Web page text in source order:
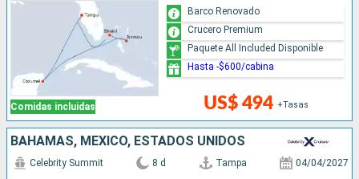
Comidas incluidas US$ 494 +Tasas
Barco Renovado
Crucero Premium
Paquete All Included Disponible
Hasta -$600/cabina
BAHAMAS, MÉXICO, ESTADOS UNIDOS
Celebrity Summit 8 d Tampa 04/04/2027